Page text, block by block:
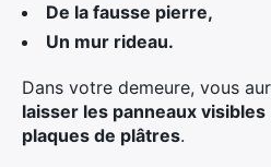
De la fausse pierre,
Un mur rideau.
Dans votre demeure, vous
laisser les panneaux visibles
plaques de plâtres.